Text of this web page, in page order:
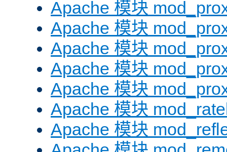
Apache 模块
Apache 模块
Apache 模块
Apache 模块
Apache 模块
Apache 模块
Apache 模块